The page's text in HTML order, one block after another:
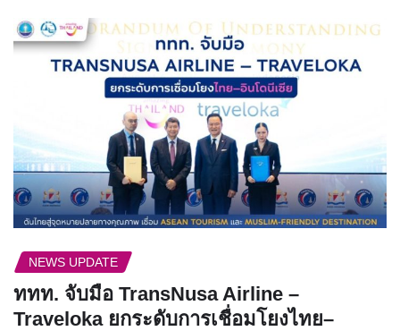
NEWS UPDATE
ททท. จับมือ TransNusa Airline –
Traveloka ยกระดับการเชื่อมโยงไทย–